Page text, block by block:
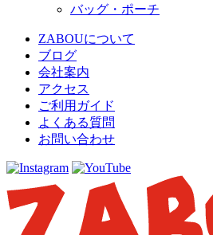
バッグ・ポーチ
ZABOUについて
ブログ
会社案内
アクセス
ご利用ガイド
よくある質問
お問い合わせ